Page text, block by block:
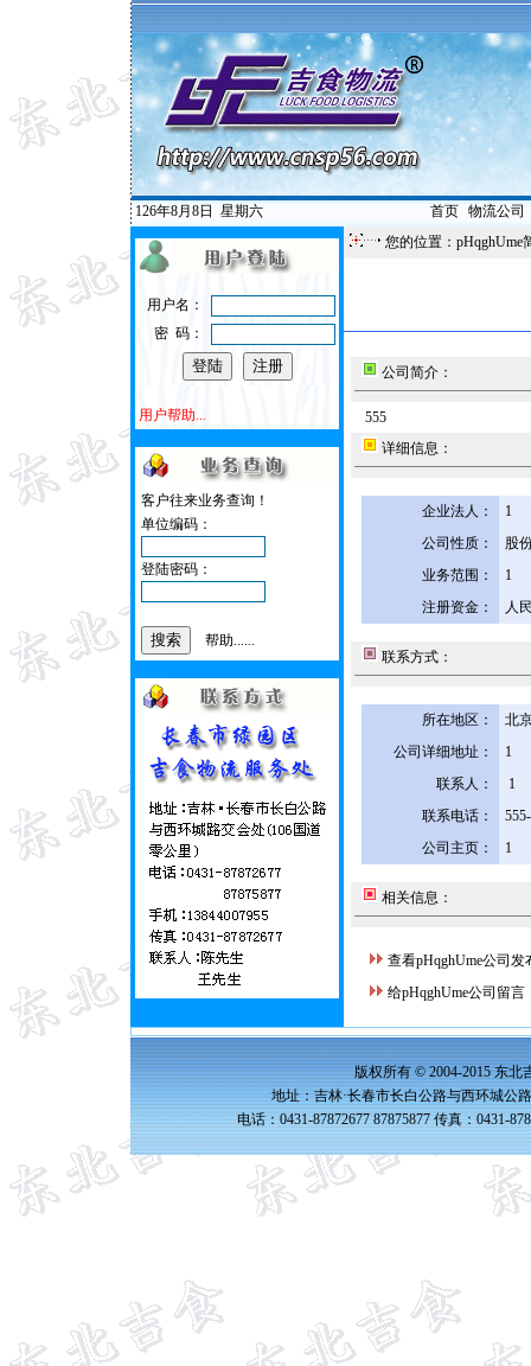
126年8月8日 星期六 首页| 物流公司
用户名：
密 码：
用户帮助...
客户往来业务查询！
单位编码：
登陆密码：
帮助......
您的位置：pHqghUme
公司简介：
555
详细信息：
企业法人：
1
公司性质：
股
业务范围：
1
注册资金：
人
联系方式：
所在地区：
北
公司详细地址：
1
联系人：
1
联系电话：
公司主页：
1
相关信息：
查看pHqghUme公司发
给pHqghUme公司留言
版权所有 © 2004-2015 东北
地址：吉林·长春市长白公路与西环城公
电话：0431-87872677 87875877 传真：0431-